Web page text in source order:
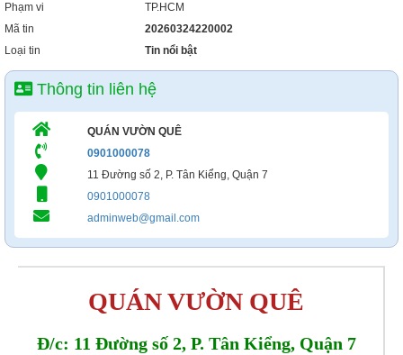
Phạm vi
TP.HCM
Mã tin
20260324220002
Loại tin
Tin nổi bật
Thông tin liên hệ
QUÁN VƯỜN QUÊ
0901000078
11 Đường số 2, P. Tân Kiểng, Quận 7
0901000078
adminweb@gmail.com
QUÁN VƯỜN QUÊ
Đ/c: 11 Đường số 2, P. Tân Kiểng, Quận 7